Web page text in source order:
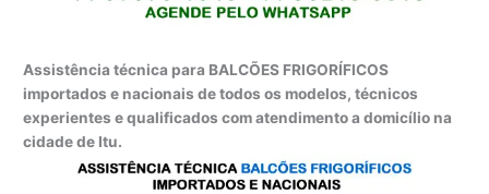
Assistência técnica para BALCÕES FRIGORÍFICOS
importados e nacionais de todos os modelos, técnicos
experientes e qualificados com atendimento a domicílio na
cidade de Itu.